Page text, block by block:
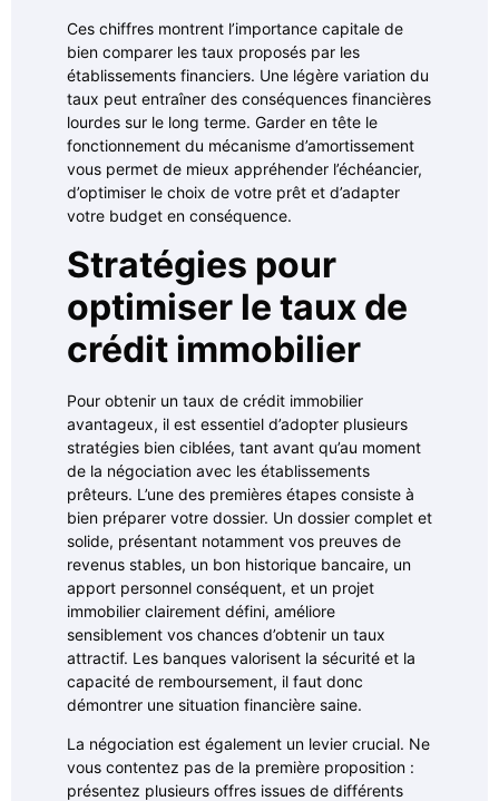
Ces chiffres montrent l’importance capitale de
bien comparer les taux proposés par les
établissements financiers. Une légère variation du
taux peut entraîner des conséquences financières
lourdes sur le long terme. Garder en tête le
fonctionnement du mécanisme d’amortissement
vous permet de mieux appréhender l’échéancier,
d’optimiser le choix de votre prêt et d’adapter
votre budget en conséquence.
Stratégies pour
optimiser le taux de
crédit immobilier
Pour obtenir un taux de crédit immobilier
avantageux, il est essentiel d’adopter plusieurs
stratégies bien ciblées, tant avant qu’au moment
de la négociation avec les établissements
prêteurs. L’une des premières étapes consiste à
bien préparer votre dossier. Un dossier complet et
solide, présentant notamment vos preuves de
revenus stables, un bon historique bancaire, un
apport personnel conséquent, et un projet
immobilier clairement défini, améliore
sensiblement vos chances d’obtenir un taux
attractif. Les banques valorisent la sécurité et la
capacité de remboursement, il faut donc
démontrer une situation financière saine.
La négociation est également un levier crucial. Ne
vous contentez pas de la première proposition :
présentez plusieurs offres issues de différents